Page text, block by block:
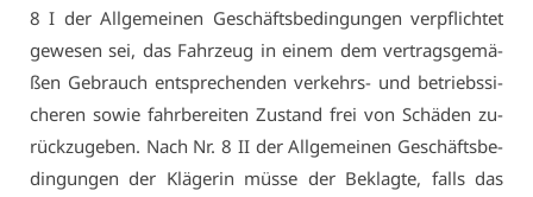
8 I der All­ge­mei­nen Ge­schäfts­be­din­gun­gen ver­pflich­tet
ge­we­sen sei, das Fahr­zeug in ei­nem dem ver­trags­ge­mä­
ßen Ge­brauch ent­spre­chen­den ver­kehrs- und be­triebs­si­
che­ren so­wie fahr­be­rei­ten Zu­stand frei von Schä­den zu­
rück­zu­ge­ben. Nach Nr. 8 II der All­ge­mei­nen Ge­schäfts­be­
din­gun­gen der Klä­ge­rin müs­se der Be­klag­te, falls das